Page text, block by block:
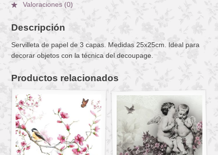
Valoraciones (0)
Descripción
Servilleta de papel de 3 capas. Medidas 25x25cm. Ideal para
decorar objetos con la técnica del decoupage.
Productos relacionados